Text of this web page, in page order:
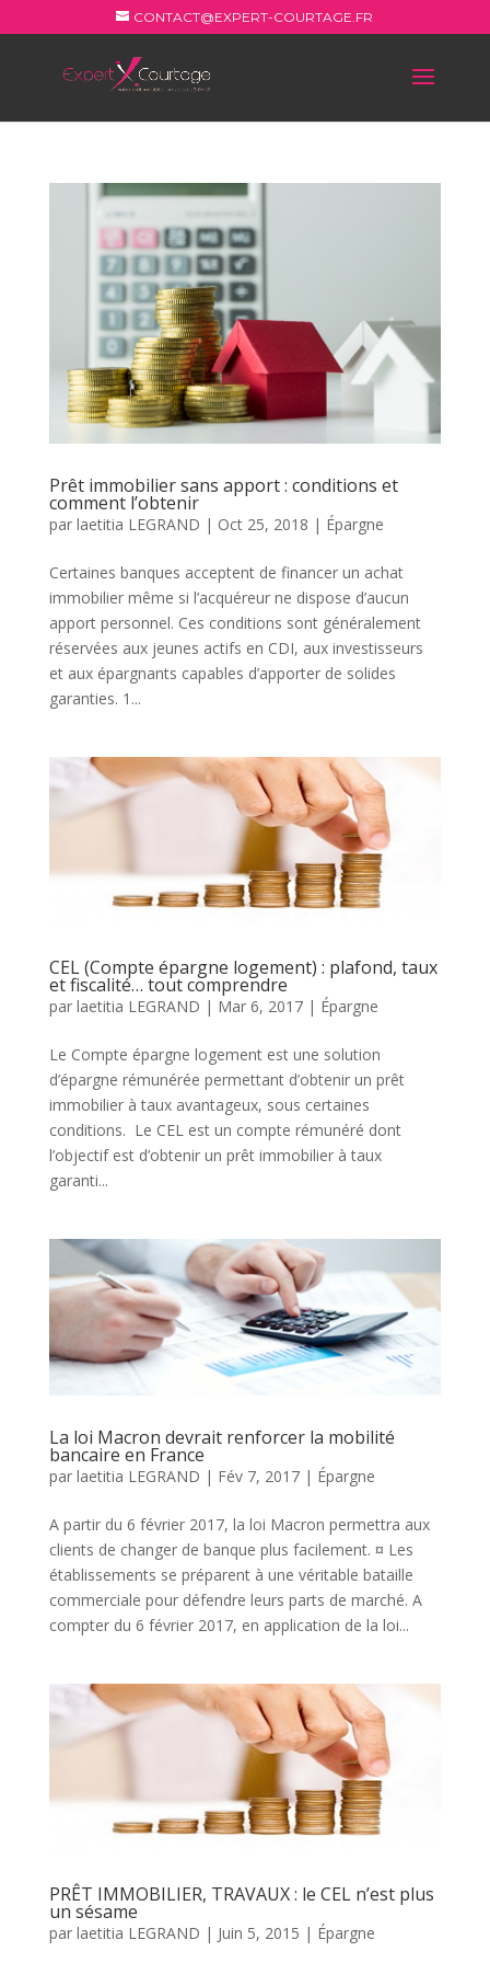
CONTACT@EXPERT-COURTAGE.FR
Prêt immobilier sans apport : conditions et
comment l’obtenir
par laetitia LEGRAND | Oct 25, 2018 | Épargne
Certaines banques acceptent de financer un achat
immobilier même si l’acquéreur ne dispose d’aucun
apport personnel. Ces conditions sont généralement
réservées aux jeunes actifs en CDI, aux investisseurs
et aux épargnants capables d’apporter de solides
garanties. 1...
CEL (Compte épargne logement) : plafond, taux
et fiscalité… tout comprendre
par laetitia LEGRAND | Mar 6, 2017| Épargne
Le Compte épargne logement est une solution
d’épargne rémunérée permettant d’obtenir un prêt
immobilier à taux avantageux, sous certaines
conditions. Le CEL est un compte rémunéré dont
l’objectif est d’obtenir un prêt immobilier à taux
garanti...
La loi Macron devrait renforcer la mobilité
bancaire en France
par laetitia LEGRAND | Fév 7, 2017| Épargne
A partir du 6 février 2017, la loi Macron permettra aux
clients de changer de banque plus facilement. ¤ Les
établissements se préparent à une véritable bataille
commerciale pour défendre leurs parts de marché. A
compter du 6 février 2017, en application de la loi...
PRÊT IMMOBILIER, TRAVAUX : le CEL n’est plus
un sésame
par laetitia LEGRAND | Juin 5, 2015 | Épargne